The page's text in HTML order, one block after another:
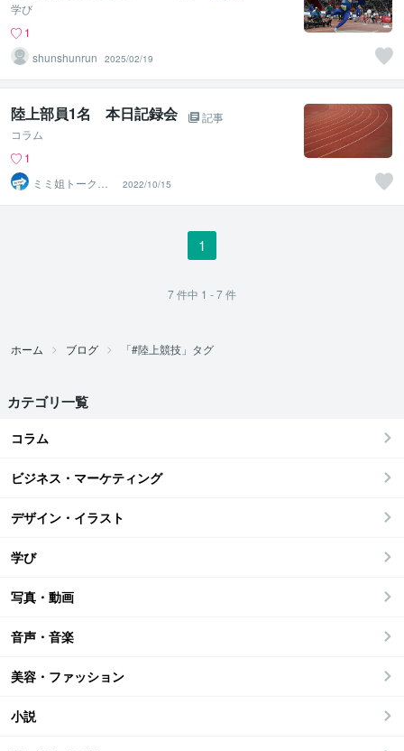
学び
1
shunshunrun
2025/02/19
陸上部員1名 本日記録会
記事
コラム
1
ミミ姐トークス
✨
2022/10/15
1
7件中 1 - 7件
ホーム ブログ 「#陸上競技」タグ
カテゴリ一覧
コラム
ビジネス・マーケティング
デザイン・イラスト
学び
写真・動画
音声・音楽
美容・ファッション
小説